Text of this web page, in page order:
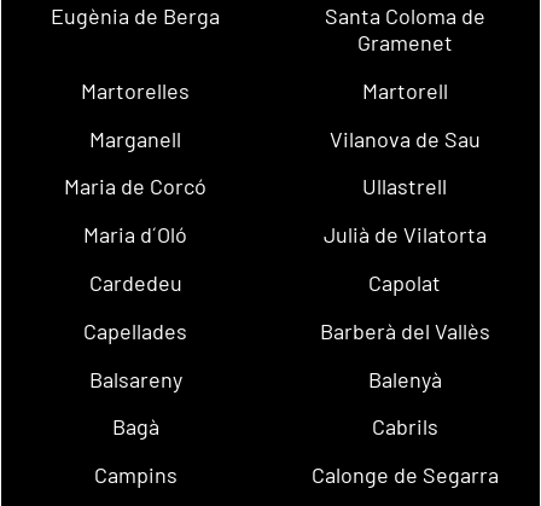
Eugènia de Berga
Santa Coloma de
Gramenet
Martorelles
Martorell
Marganell
Vilanova de Sau
Maria de Corcó
Ullastrell
Maria d´Oló
Julià de Vilatorta
Cardedeu
Capolat
Capellades
Barberà del Vallès
Balsareny
Balenyà
Bagà
Cabrils
Campins
Calonge de Segarra